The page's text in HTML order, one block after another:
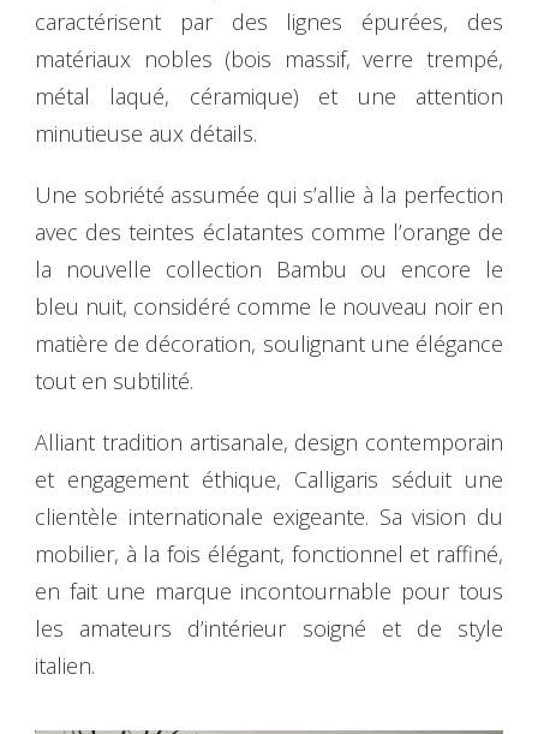
caractérisent par des lignes épurées, des
matériaux nobles (bois massif, verre trempé,
métal laqué, céramique) et une attention
minutieuse aux détails.
Une sobriété assumée qui s’allie à la perfection
avec des teintes éclatantes comme l’orange de
la nouvelle collection Bambu ou encore le
bleu nuit, considéré comme le nouveau noir en
matière de décoration, soulignant une élégance
tout en subtilité.
Alliant tradition artisanale, design contemporain
et engagement éthique, Calligaris séduit une
clientèle internationale exigeante. Sa vision du
mobilier, à la fois élégant, fonctionnel et raffiné,
en fait une marque incontournable pour tous
les amateurs d’intérieur soigné et de style
italien.